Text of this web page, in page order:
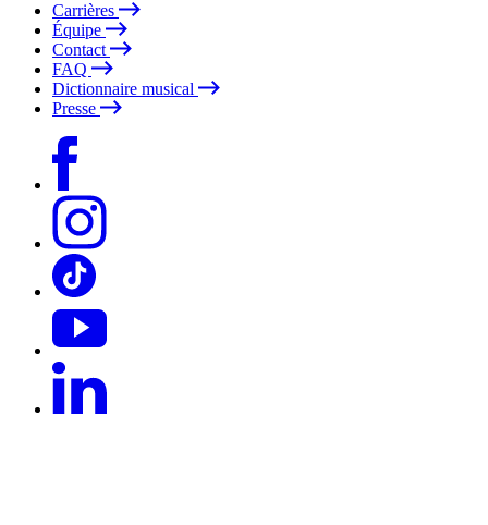
Carrières
Équipe
Contact
FAQ
Dictionnaire musical
Presse